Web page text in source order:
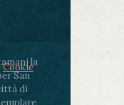
la
San
di
Cookie